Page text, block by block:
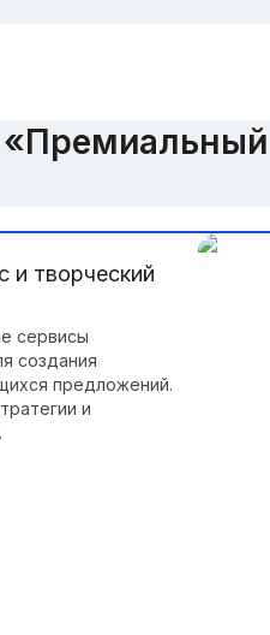
и творческий
сервисы
создания
предложений.
и